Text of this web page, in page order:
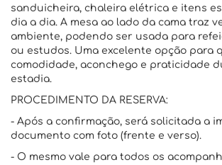
sanduicheira, chaleira elétrica e itens
dia a dia. A mesa ao lado da cama traz
ambiente, podendo ser usada para
ou estudos. Uma excelente opção para
comodidade, aconchego e praticidade
estadia.
PROCEDIMENTO DA RESERVA:
- Após a confirmação, será solicitada a
documento com foto (frente e verso).
- O mesmo vale para todos os